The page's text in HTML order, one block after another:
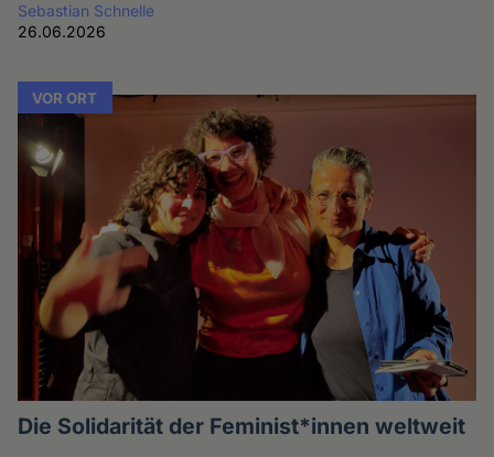
Sebastian Schnelle
26.06.2026
VOR ORT
Die Solidarität der Feminist*innen weltweit